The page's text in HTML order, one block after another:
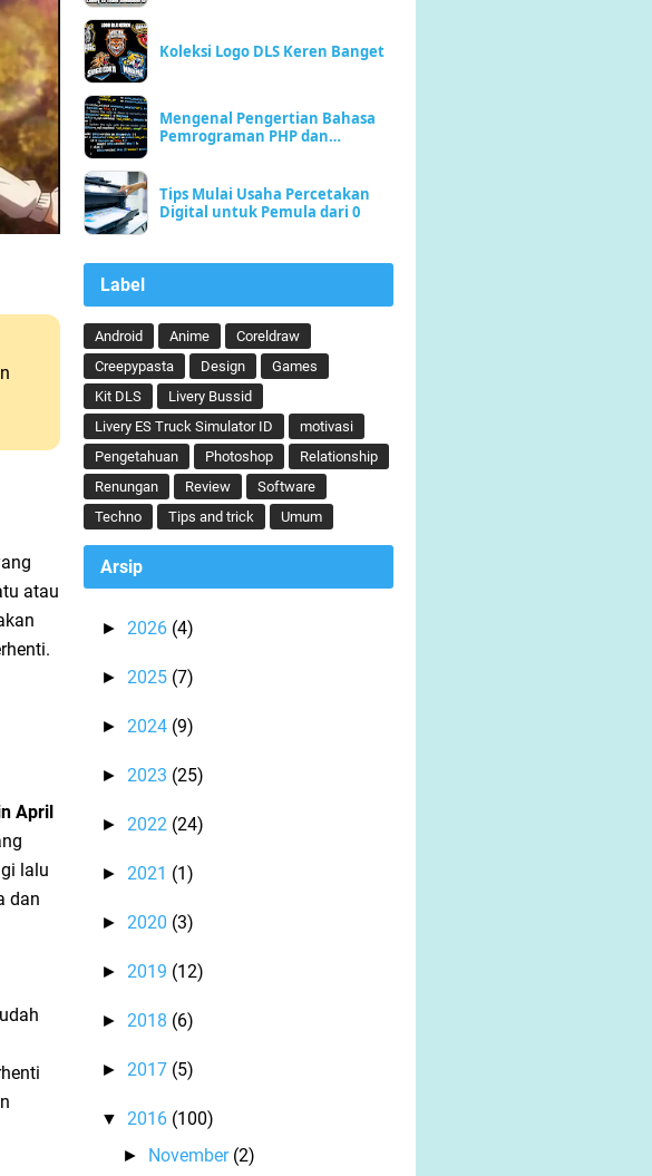
atau
April
lalu
dan
Koleksi Logo DLS Keren Banget
Mengenal Pengertian Bahasa
Pemrograman PHP dan
Tips Mulai Usaha Percetakan
Digital untuk Pemula dari 0
Label
Android Anime
Coreldraw
Creepypasta
Design
Games
Kit DLS
Livery Bussid
Livery ES Truck Simulator ID
motivasi
Pengetahuan
Photoshop
Relationship
Renungan
Review
Software
Techno
Tips and trick Umum
Arsip
► 2026 (4)
► 2025 (7)
► 2024 (9)
► 2023 (25)
► 2022 (24)
► 2021 (1)
► 2020 (3)
► 2019 (12)
► 2018 (6)
► 2017 (5)
▼ 2016 (100)
► November (2)